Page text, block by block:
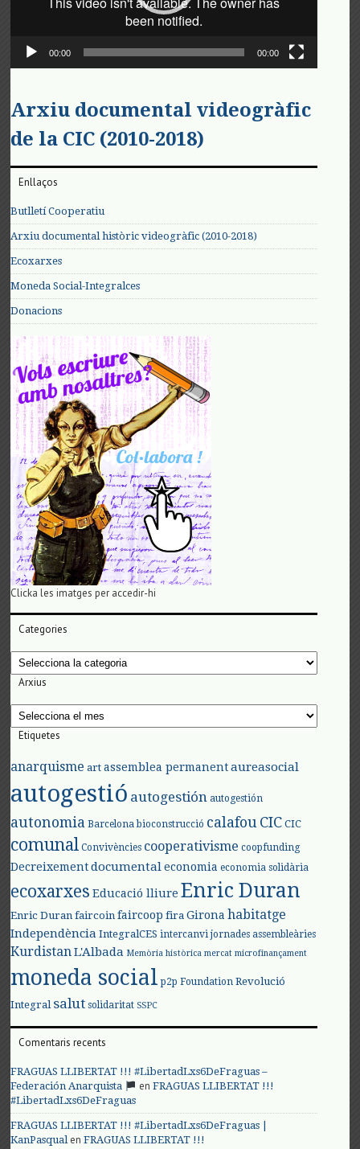
00:00 00:00
Arxiu documental videogràfic
de la CIC (2010-2018)
Enllaços
Butlletí Cooperatiu
Arxiu documental històric videogràfic (2010-2018)
Ecoxarxes
Moneda Social-Integralces
Donacions
Clicka les imatges per accedir-hi
Categories
Categories
Arxius
Arxius
Etiquetes
anarquisme art assemblea permanent aureasocial
autogestió autogestión autogestión
autonomia Barcelona bioconstrucció calafouCIC CIC
comunal Convivències cooperativisme coopfunding
Decreixement documental economia economia solidària
ecoxarxes Educació lliure Enric Duran
Enric Duran faircoin faircoop fira Girona habitatge
Independència IntegralCES intercanvi jornades assembleàries
KurdistanL'Albada Memòria històrica mercat microfinançament
moneda social p2p Foundation Revolució
Integral salut solidaritat SSPC
Comentaris recents
FRAGUAS LLIBERTAT !!! #LibertadLxs6DeFraguas –
Federación Anarquista
enFRAGUAS LLIBERTAT !!!
#LibertadLxs6DeFraguas
FRAGUAS LLIBERTAT !!! #LibertadLxs6DeFraguas |
KanPasqualenFRAGUAS LLIBERTAT !!!